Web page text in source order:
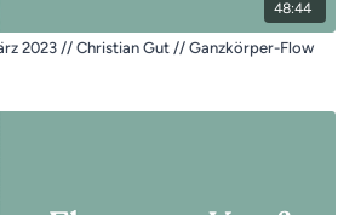
48:44
2023 // Christian Gut // Ganzkörper-Flow